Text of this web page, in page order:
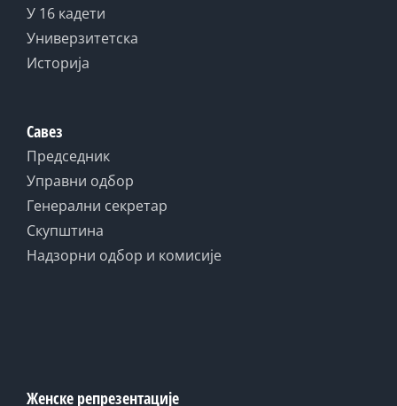
У 16 кадети
Универзитетска
Историја
Савез
Председник
Управни одбор
Генерални секретар
Скупштина
Надзорни одбор и комисије
Женске репрезентације